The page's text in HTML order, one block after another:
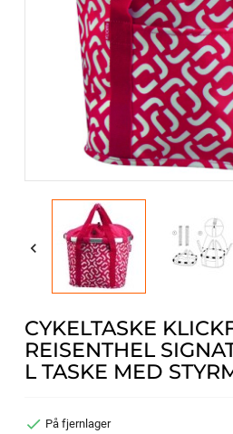

CYKELTASKE
REISENTHEL
L TASKE MED
 På fjernlager